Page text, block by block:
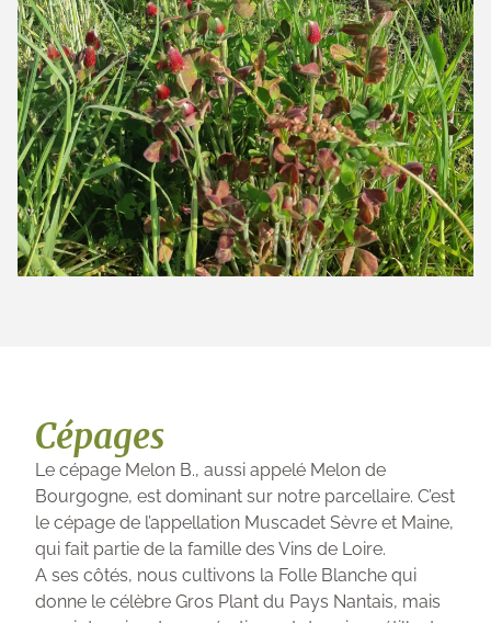
Cépages
Le cépage Melon B., aussi appelé Melon de
Bourgogne, est dominant sur notre parcellaire. C’est
le cépage de l’appellation Muscadet Sèvre et Maine,
qui fait partie de la famille des Vins de Loire.
A ses côtés, nous cultivons la Folle Blanche qui
donne le célèbre Gros Plant du Pays Nantais, mais